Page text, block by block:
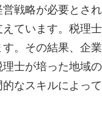
戦略が必要とさ
ています。税理
。その結果、企
士が培った地域
なスキルによっ